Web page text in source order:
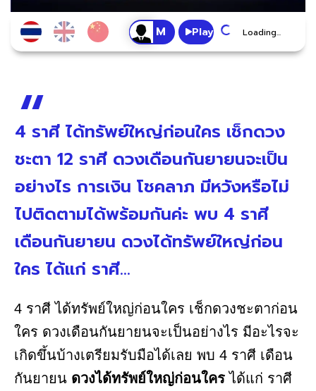
Play Loading...
4 ราศี ได้ทรัพย์ใหญ่ก่อนใคร เช็กดวง
ชะตา 12 ราศี ดวงเดือนกันยายนจะเป็น
อย่างไร การเงิน โชคลาภ มีหวังหรือไม่
ไปติดตามได้พร้อมกันค่ะ พบ 4 ราศี
เดือนกันยายน ดวงได้ทรัพย์ใหญ่ก่อน
ใคร ได้แก่ ราศี...
4 ราศี ได้ทรัพย์ใหญ่ก่อนใคร เช็กดวงชะตาก่อน
ใคร ดวงเดือนกันยายนจะเป็นอย่างไร มีอะไรจะ
เกิดขึ้นบ้างเตรียมรับมือได้เลย พบ 4 ราศี เดือน
กันยายน ดวงได้ทรัพย์ใหญ่ก่อนใครได้แก่ ราศี